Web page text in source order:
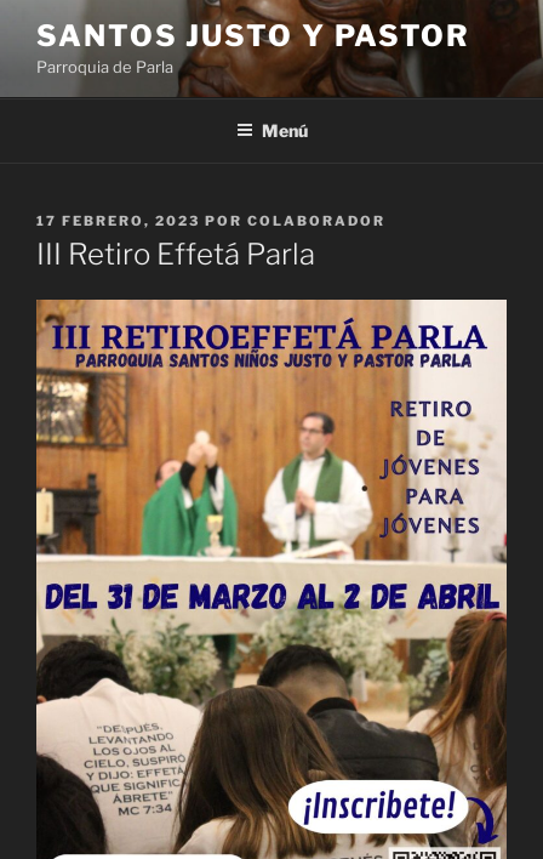
contenido
SANTOS JUSTO Y PASTOR
Parroquia de Parla
Menú
PUBLICADO
EL
17 FEBRERO, 2023 POR COLABORADOR
III Retiro Effetá Parla